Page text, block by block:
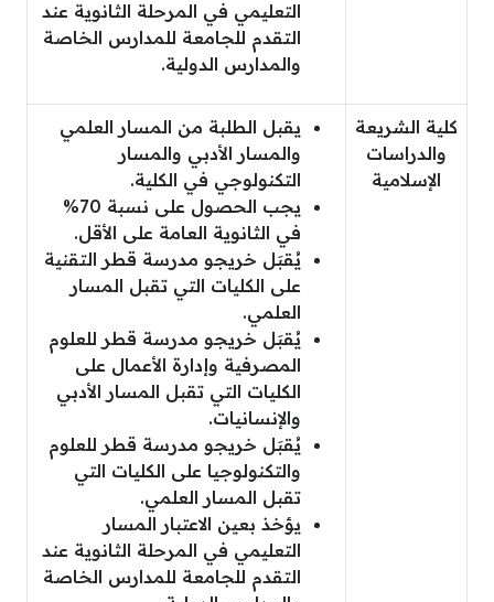
التعليمي في المرحلة الثانوية عند
التقدم للجامعة للمدارس الخاصة
والمدارس الدولية.
كلية الشريعة
والدراسات
الإسلامية
يقبل الطلبة من المسار العلمي
والمسار الأدبي والمسار
التكنولوجي في الكلية.
يجب الحصول على نسبة 70%
في الثانوية العامة على الأقل.
يُقبَل خريجو مدرسة قطر التقنية
على الكليات التي تقبل المسار
العلمي.
يُقبَل خريجو مدرسة قطر للعلوم
المصرفية وإدارة الأعمال على
الكليات التي تقبل المسار الأدبي
والإنسانيات.
يُقبَل خريجو مدرسة قطر للعلوم
والتكنولوجيا على الكليات التي
تقبل المسار العلمي.
يؤخذ بعين الاعتبار المسار
التعليمي في المرحلة الثانوية عند
التقدم للجامعة للمدارس الخاصة